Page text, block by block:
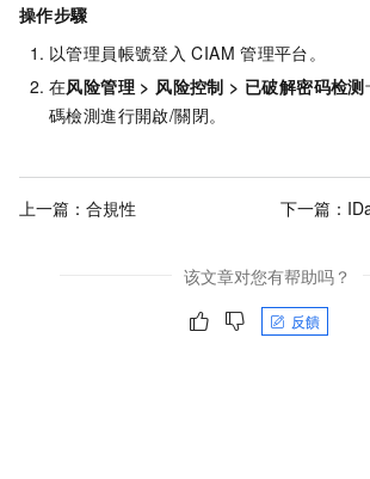
操作步驟
以管理員帳號登入 CIAM 管理平台。
在风险管理 > 风险控制 > 已破解密码检测
碼檢測進行開啟/關閉。
上一篇： 合規性 下一篇：
该文章对您有帮助吗？
反饋